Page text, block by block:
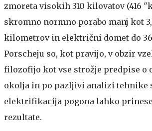
zmoreta visokih 310 kilovatov (416
skromno normno porabo manj kot
kilometrov in električni domet do
Porscheju so, kot pravijo, v obzir
filozofijo kot vse strožje predpise o
okolja in po pazljivi analizi tehnike
elektrifikacija pogona lahko
rezultate.